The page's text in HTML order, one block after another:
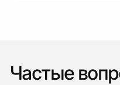
Частые